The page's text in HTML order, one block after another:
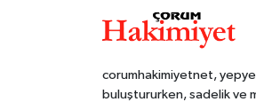
corumhakimiyetnet,
buluştururken, sadelik ve